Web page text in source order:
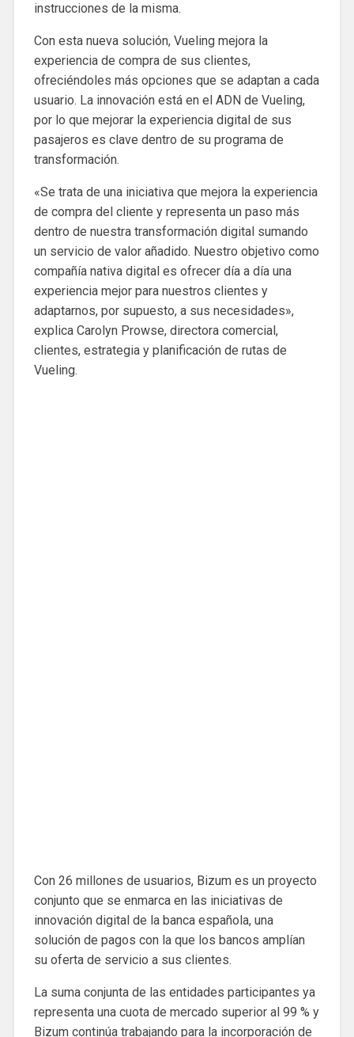
instrucciones de la misma.
Con esta nueva solución, Vueling mejora la
experiencia de compra de sus clientes,
ofreciéndoles más opciones que se adaptan a cada
usuario. La innovación está en el ADN de Vueling,
por lo que mejorar la experiencia digital de sus
pasajeros es clave dentro de su programa de
transformación.
«Se trata de una iniciativa que mejora la experiencia
de compra del cliente y representa un paso más
dentro de nuestra transformación digital sumando
un servicio de valor añadido. Nuestro objetivo como
compañía nativa digital es ofrecer día a día una
experiencia mejor para nuestros clientes y
adaptarnos, por supuesto, a sus necesidades»,
explica Carolyn Prowse, directora comercial,
clientes, estrategia y planificación de rutas de
Vueling.
Con 26 millones de usuarios, Bizum es un proyecto
conjunto que se enmarca en las iniciativas de
innovación digital de la banca española, una
solución de pagos con la que los bancos amplían
su oferta de servicio a sus clientes.
La suma conjunta de las entidades participantes ya
representa una cuota de mercado superior al 99 % y
Bizum continúa trabajando para la incorporación de